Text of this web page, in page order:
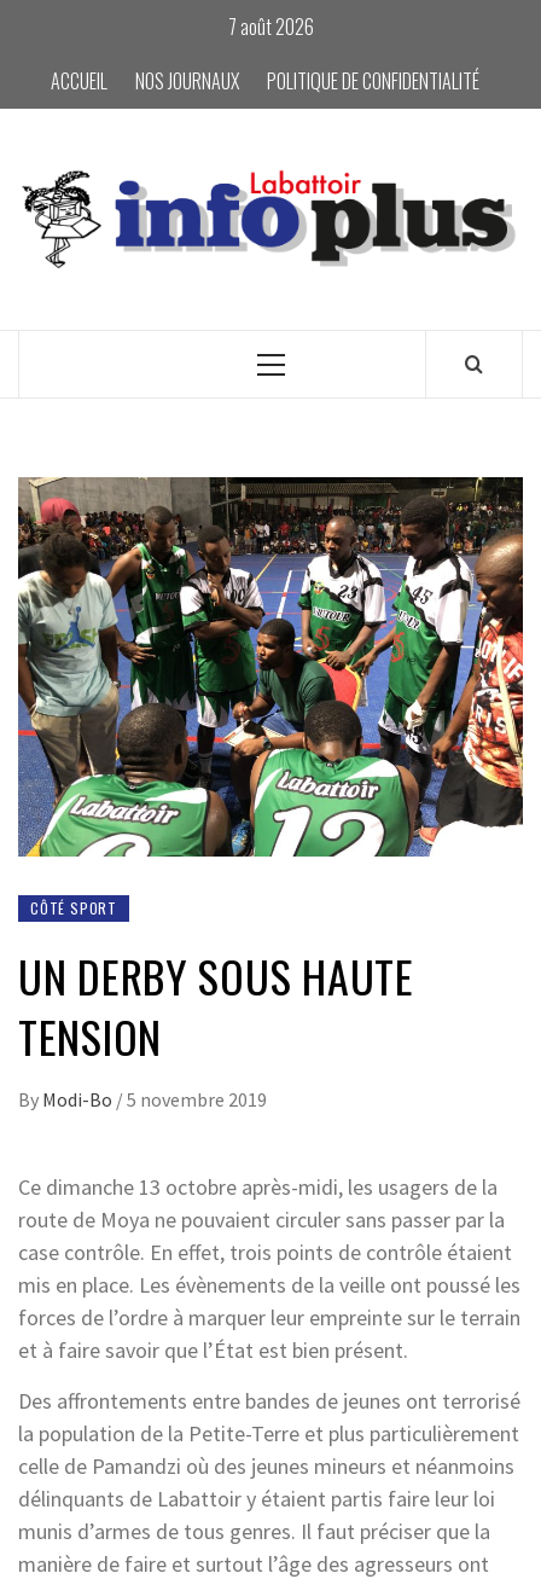
content
7 août 2026
ACCUEIL
NOS JOURNAUX POLITIQUE DE CONFIDENTIALITÉ
Primary
CÔTÉ SPORT
UN DERBY SOUS HAUTE
TENSION
By Modi-Bo /5 novembre 2019
Ce dimanche 13 octobre après-midi, les usagers de la
route de Moya ne pouvaient circuler sans passer par la
case contrôle. En effet, trois points de contrôle étaient
mis en place. Les évènements de la veille ont poussé les
forces de l’ordre à marquer leur empreinte sur le terrain
et à faire savoir que l’État est bien présent.
Des affrontements entre bandes de jeunes ont terrorisé
la population de la Petite-Terre et plus particulièrement
celle de Pamandzi où des jeunes mineurs et néanmoins
délinquants de Labattoir y étaient partis faire leur loi
munis d’armes de tous genres. Il faut préciser que la
manière de faire et surtout l’âge des agresseurs ont